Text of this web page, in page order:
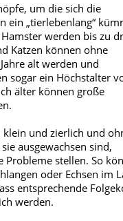
um die sich die
ein „tierlebenlang“
werden bis zu
Katzen können ohne
alt werden und
sogar ein Höchstalter
älter können große
klein und zierlich und
ausgewachsen sind,
Probleme stellen. So
oder Echsen im
entsprechende
werden.